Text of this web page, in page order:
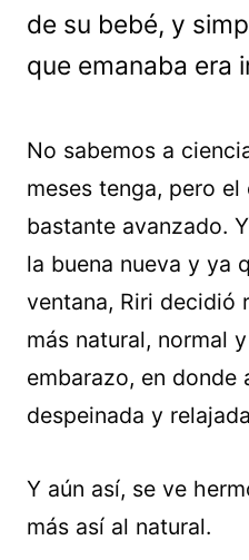
de su bebé, y
que emanaba era
No sabemos a
meses tenga, pero
bastante avanzado.
la buena nueva y ya
ventana, Riri decidió
más natural, normal
embarazo, en donde
despeinada y
Y aún así, se ve
más así al natural.